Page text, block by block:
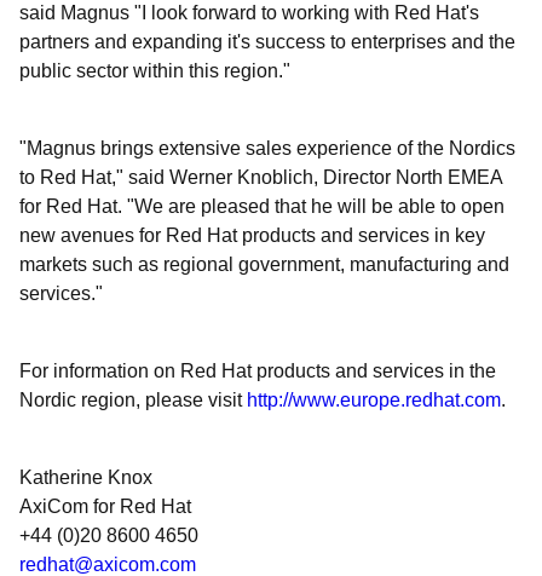
said Magnus "I look forward to working with Red Hat's
partners and expanding it's success to enterprises and the
public sector within this region."
"Magnus brings extensive sales experience of the Nordics
to Red Hat," said Werner Knoblich, Director North EMEA
for Red Hat. "We are pleased that he will be able to open
new avenues for Red Hat products and services in key
markets such as regional government, manufacturing and
services."
For information on Red Hat products and services in the
Nordic region, please visit http://www.europe.redhat.com.
Katherine Knox
AxiCom for Red Hat
+44 (0)20 8600 4650
redhat@axicom.com